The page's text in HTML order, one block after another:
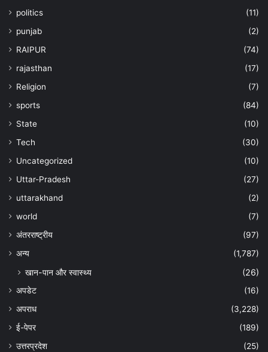
politics
(11)
punjab
(2)
RAIPUR
(74)
rajasthan
(17)
Religion
(7)
sports
(84)
State
(10)
Tech
(30)
Uncategorized
(10)
Uttar-Pradesh
(27)
uttarakhand
(2)
world
(7)
अंतरराष्ट्रीय
(97)
अन्‍य
(1,787)
खान-पान और स्वास्थ्य (26)
अपडेट
(16)
अपराध
(3,228)
ई-पेपर
(189)
उत्तरप्रदेश
(25)